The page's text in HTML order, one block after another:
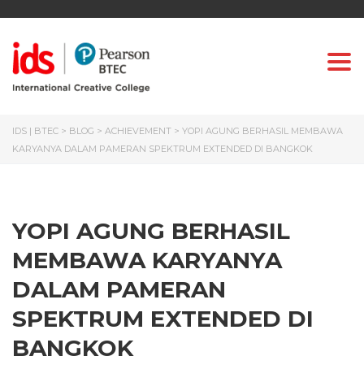
IDS | BTEC > BLOG > ACHIEVEMENT > YOPI AGUNG BERHASIL MEMBAWA
KARYANYA DALAM PAMERAN SPEKTRUM EXTENDED DI BANGKOK
YOPI AGUNG BERHASIL
MEMBAWA KARYANYA
DALAM PAMERAN
SPEKTRUM EXTENDED DI
BANGKOK